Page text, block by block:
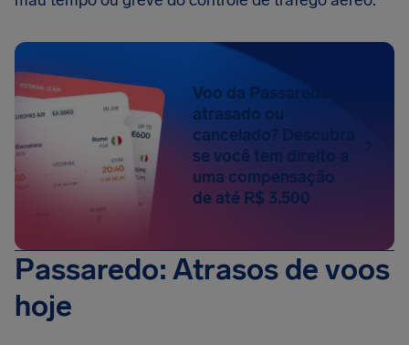
Voo da Passaredo
atrasado ou
cancelado? Descubra
se você tem direito a
uma compensação
de até R$ 3.500
Passaredo: Atrasos de voos
hoje